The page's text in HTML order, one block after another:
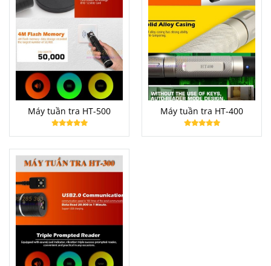
Máy tuần tra HT-500 Máy tuần tra HT-400